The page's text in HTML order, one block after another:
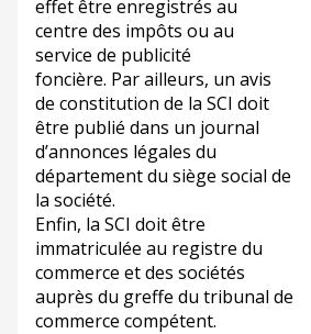
effet être enregistrés au
centre des impôts ou au
service de publicité
foncière. Par ailleurs, un avis
de constitution de la SCI doit
être publié dans un journal
d’annonces légales du
département du siège social de
la société.
Enfin, la SCI doit être
immatriculée au registre du
commerce et des sociétés
auprès du greffe du tribunal de
commerce compétent.